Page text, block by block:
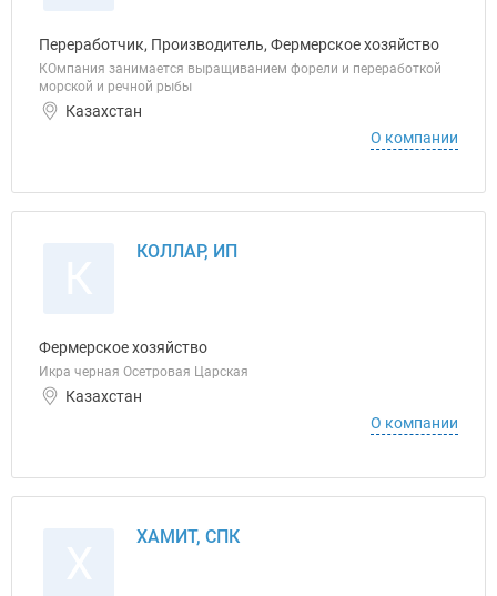
Переработчик, Производитель, Фермерское хозяйство
КОмпания занимается выращиванием форели и переработкой
морской и речной рыбы
Казахстан
О компании
КОЛЛАР, ИП
Фермерское хозяйство
Икра черная Осетровая Царская
Казахстан
О компании
ХАМИТ, СПК